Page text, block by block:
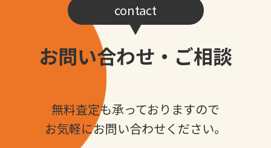
contact
お問い合わせ・ご相談
無料査定も承っておりますので
お気軽にお問い合わせください。